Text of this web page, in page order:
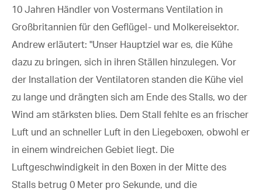
10 Jahren Händler von Vostermans Ventilation in
Großbritannien für den Geflügel- und Molkereisektor.
Andrew erläutert: "Unser Hauptziel war es, die Kühe
dazu zu bringen, sich in ihren Ställen hinzulegen. Vor
der Installation der Ventilatoren standen die Kühe viel
zu lange und drängten sich am Ende des Stalls, wo der
Wind am stärksten blies. Dem Stall fehlte es an frischer
Luft und an schneller Luft in den Liegeboxen, obwohl er
in einem windreichen Gebiet liegt. Die
Luftgeschwindigkeit in den Boxen in der Mitte des
Stalls betrug 0 Meter pro Sekunde, und die